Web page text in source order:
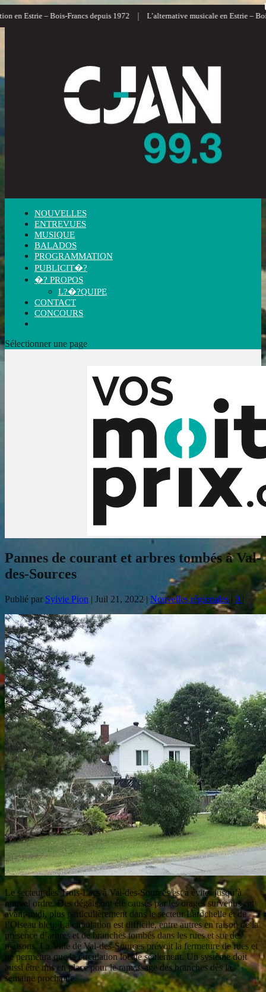
Estrie – Bois-Francs depuis 1972 | L’alternative musicale en Estrie – Bois-
NOUVELLES
ENTREVUES
MUSIQUE
BALADOS
PROGRAMMATION
PUBLICIT�?
�? PROPOS
L?�?QUIPE
CONTACT
CONCOURS
Sélectionner une page
Pannes de courant et arbres tombés à Val-
des-Sources
Publié par Sylvie Pion | Juil 21, 2022 | Nouvelles régionales | 0
Le secteur des Trois-Lacs à Val-des-Sources est à éviter jusqu’à
nouvel ordre. Des dégâts ont été causés par les orages survenus cet
avant-midi, plus particulièrement dans le secteur Larochelle et de
l’Oiseau bleu. La circulation est difficile, entre autres en raison de la
présence d’arbres et de branches tombés dans les rues et sur des
maisons. La Ville de Val-des-Sources prévoit la fermeture de rues et
ne permettra que la circulation locale seulement. Un système doit
aussi être mis en place pour le ramassage des branches dès la
semaine prochaine.